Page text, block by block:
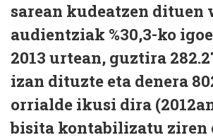
sarean kudeatzen dituen
audientziak %30,3-ko
2013 urtean, guztira
izan dituzte eta denera
orrialde ikusi dira
bisita kontabilizatu ziren